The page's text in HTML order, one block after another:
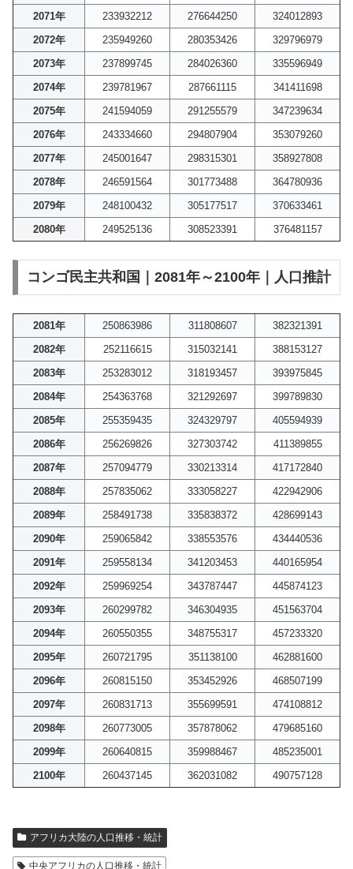
2071年
233932212 276644250
324012893
2072年
235949260 280353426
329796979
2073年
237899745 284026360
335596949
2074年
239781967 287661115
341411698
2075年
241594059 291255579
347239634
2076年
243334660 294807904
353079260
2077年
245001647 298315301
358927808
2078年
246591564 301773488
364780936
2079年
248100432 305177517
370633461
2080年
249525136 308523391 376481157
コンゴ民主共和国｜2081年～2100年｜人口推計
2081年 250863986 311808607
382321391
2082年
252116615 315032141
388153127
2083年
253283012 318193457
393975845
2084年
254363768 321292697
399789830
2085年
255359435 324329797
405594939
2086年
256269826 327303742
411389855
2087年
257094779 330213314
417172840
2088年
257835062 333058227
422942906
2089年
258491738 335838372
428699143
2090年
259065842 338553576
434440536
2091年
259558134 341203453
440165954
2092年
259969254 343787447
445874123
2093年
260299782 346304935
451563704
2094年
260550355 348755317
457233320
2095年
260721795 351138100
462881600
2096年
260815150 353452926
468507199
2097年
260831713 355699591
474108812
2098年
260773005 357878062
479685160
2099年
260640815 359988467
485235001
2100年
260437145 362031082 490757128
アフリカ大陸の人口推移・統計
中央アフリカの人口推移・統計